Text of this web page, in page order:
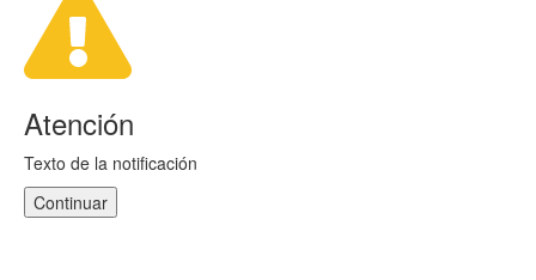
Atención
Texto de la notificación
Continuar